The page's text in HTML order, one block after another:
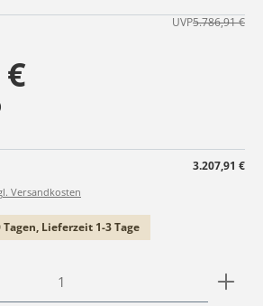
UVP5.786,91 €
3.207,91 €
Versandkosten
Lieferzeit 1-3 Tage
Gib den gewünschten Wert ein